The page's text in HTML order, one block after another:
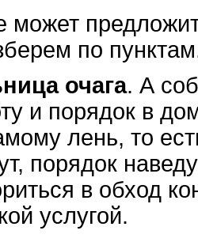
может
по
очага. А
и порядок в
лень, то
порядок
в обход
услугой.